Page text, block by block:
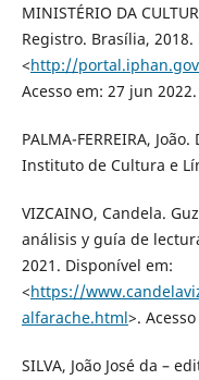
MINISTÉRIO DA
Registro. Brasília,
<http://
Acesso em: 27 jun 2022.
PALMA-FERREIRA,
Instituto de Cultura e
VIZCAINO, Candela.
análisis y guía de
2021. Disponível em:
<https://
alfarache.html>.
SILVA, João José da –